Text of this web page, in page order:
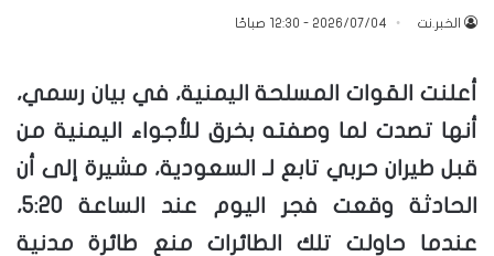
الخبر.نت 2026/07/04 - 12:30 صباحًا
أعلنت القوات المسلحة اليمنية، في بيان رسمي،
أنها تصدت لما وصفته بخرق للأجواء اليمنية من
قبل طيران حربي تابع لـ السعودية، مشيرة إلى أن
الحادثة وقعت فجر اليوم عند الساعة 5:20،
عندما حاولت تلك الطائرات منع طائرة مدنية